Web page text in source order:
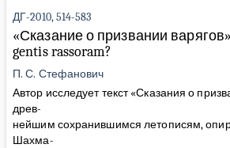
ДГ-2010, 514-583
«Сказание о призвании
gentis rassoram?
П. С. Стефанович
Автор исследует текст «Сказания о
древ-
нейшим сохранившимся летописям,
Шахма-